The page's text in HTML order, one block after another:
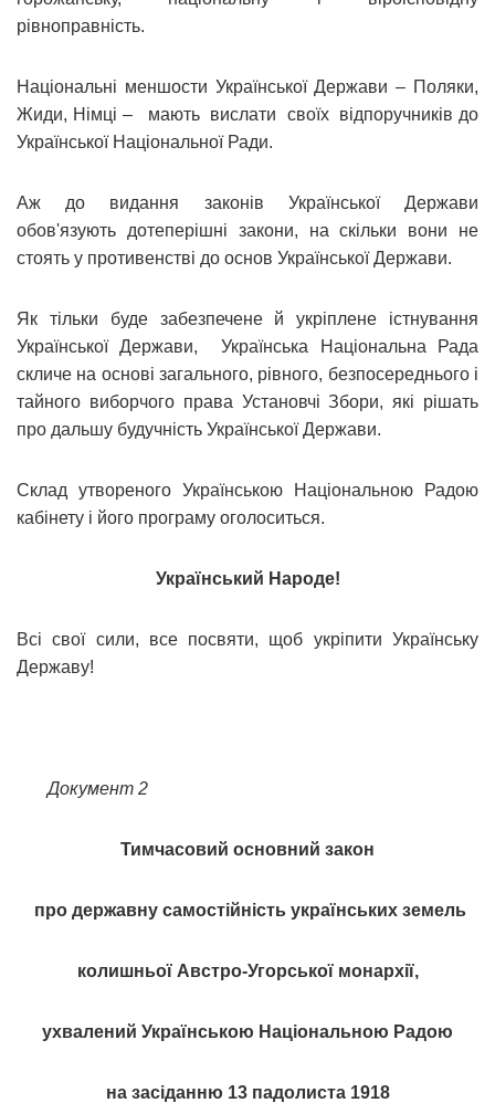
рівноправність.
Національні меншости Української Держави– Поляки,
Жиди, Німці –
мають вислати своїх відпоручників до
Української Національної Ради.
Аж до видання законів Української Держави
обов'язують дотеперішні закони, на скільки вони не
стоять у противенстві до основ Української Держави.
Як тільки буде забезпечене й укріплене істнування
Української Держави, Українська Національна Рада
скличе на основі загального, рівного, безпосереднього і
тайного виборчого права Установчі Збори, які рішать
про дальшу будучність Української Держави.
Склад утвореного Українською Національною Радою
кабінету і його програму оголоситься.
Український Народе!
Всі свої сили, все посвяти, щоб укріпити Українську
Державу!
Документ 2
Тимчасовий основний закон
про державну самостійність українських земель
колишньої Австро-Угорської монархії,
ухвалений Українською Національною Радою
на засіданню 13 падолиста 1918